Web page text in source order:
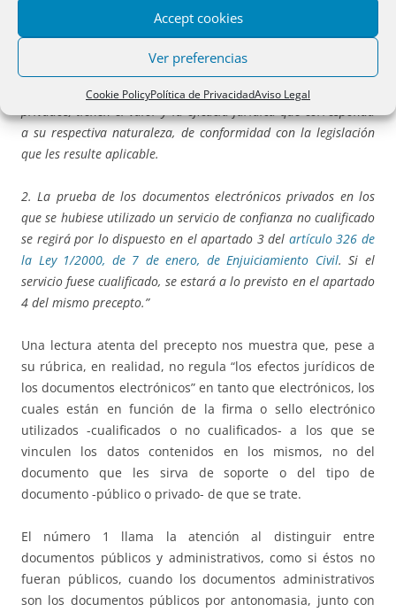
Accept cookies
Ver preferencias
Cookie PolicyPolítica de PrivacidadAviso Legal
electrónicos se refiere el art. 3 de la Ley 6/2020, conforme
Los documentos electrónicos públicos, administrativos y
privados, tienen el valor y la eficacia jurídica que corresponda
a su respectiva naturaleza, de conformidad con la legislación
que les resulte aplicable.
2. La prueba de los documentos electrónicos privados en los
que se hubiese utilizado un servicio de confianza no cualificado
se regirá por lo dispuesto en el apartado 3 del artículo 326 de
la Ley 1/2000, de 7 de enero, de Enjuiciamiento Civil. Si el
servicio fuese cualificado, se estará a lo previsto en el apartado
4 del mismo precepto.”
Una lectura atenta del precepto nos muestra que, pese a
su rúbrica, en realidad, no regula “los efectos jurídicos de
los documentos electrónicos” en tanto que electrónicos, los
cuales están en función de la firma o sello electrónico
utilizados -cualificados o no cualificados- a los que se
vinculen los datos contenidos en los mismos, no del
documento que les sirva de soporte o del tipo de
documento -público o privado- de que se trate.
El número 1 llama la atención al distinguir entre
documentos públicos y administrativos, como si éstos no
fueran públicos, cuando los documentos administrativos
son los documentos públicos por antonomasia, junto con